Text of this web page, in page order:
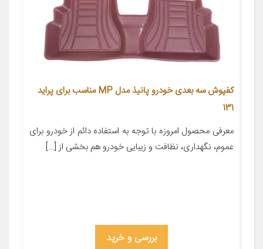
کفپوش سه بعدی خودرو پانیذ مدل MP مناسب برای پراید
131
معرفی محصول امروزه با توجه به استفاده دائم از خودرو برای
عموم، نگهداری، نظافت و زیبایی خودرو هم بخشی از […]
بررسی و خرید